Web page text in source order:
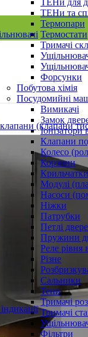
ТЕНи та
Термопари
Термостати
Тримачі
Форсунки
Побутова хімія
Посудомийні
Вимикачі
Замок
Клапани
Колесо
Корзини
Модулі
Насоси
Ніжки
Патрубки
Петлі
Пружини
Реле рівня
Різне
Сальники
Тени
Тримачі
Тримачі
Фільтри
(клапани